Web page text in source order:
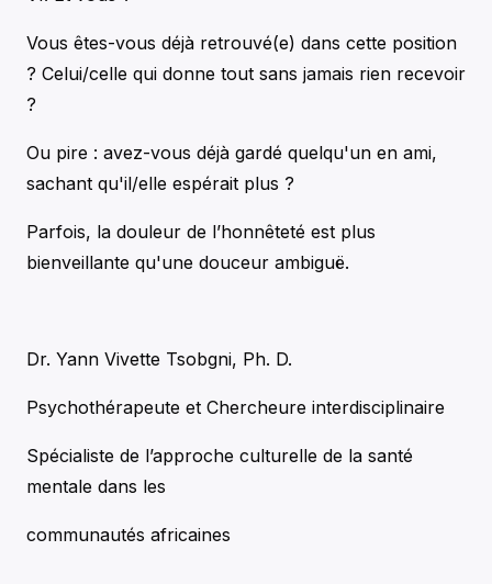
Vous êtes-vous déjà retrouvé(e) dans cette position
? Celui/celle qui donne tout sans jamais rien recevoir
?
Ou pire : avez-vous déjà gardé quelqu'un en ami,
sachant qu'il/elle espérait plus ?
Parfois, la douleur de l’honnêteté est plus
bienveillante qu'une douceur ambiguë.
Dr. Yann Vivette Tsobgni, Ph. D.
Psychothérapeute et Chercheure interdisciplinaire
Spécialiste de l’approche culturelle de la santé
mentale dans les
communautés africaines